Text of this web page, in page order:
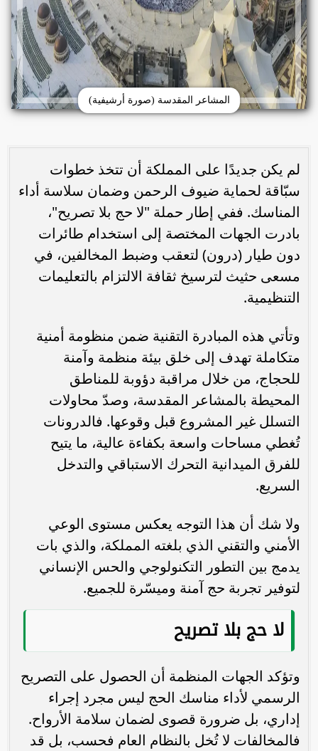
المشاعر المقدسة (صورة أرشيفية)
لم يكن جديدًا على المملكة أن تتخذ خطوات
سبّاقة لحماية ضيوف الرحمن وضمان سلاسة أداء
المناسك. ففي إطار حملة "لا حج بلا تصريح"،
بادرت الجهات المختصة إلى استخدام طائرات
دون طيار (درون) لتعقب وضبط المخالفين، في
مسعى حثيث لترسيخ ثقافة الالتزام بالتعليمات
التنظيمية.
وتأتي هذه المبادرة التقنية ضمن منظومة أمنية
متكاملة تهدف إلى خلق بيئة منظمة وآمنة
للحجاج، من خلال مراقبة دؤوبة للمناطق
المحيطة بالمشاعر المقدسة، وصدّ محاولات
التسلل غير المشروع قبل وقوعها. فالدرونات
تُغطي مساحات واسعة بكفاءة عالية، ما يتيح
للفرق الميدانية التحرك الاستباقي والتدخل
السريع.
ولا شك أن هذا التوجه يعكس مستوى الوعي
الأمني والتقني الذي بلغته المملكة، والذي بات
يدمج بين التطور التكنولوجي والحس الإنساني
لتوفير تجربة حج آمنة وميسّرة للجميع.
لا حج بلا تصريح
وتؤكد الجهات المنظمة أن الحصول على التصريح
الرسمي لأداء مناسك الحج ليس مجرد إجراء
إداري، بل ضرورة قصوى لضمان سلامة الأرواح.
فالمخالفات لا تُخل بالنظام العام فحسب، بل قد